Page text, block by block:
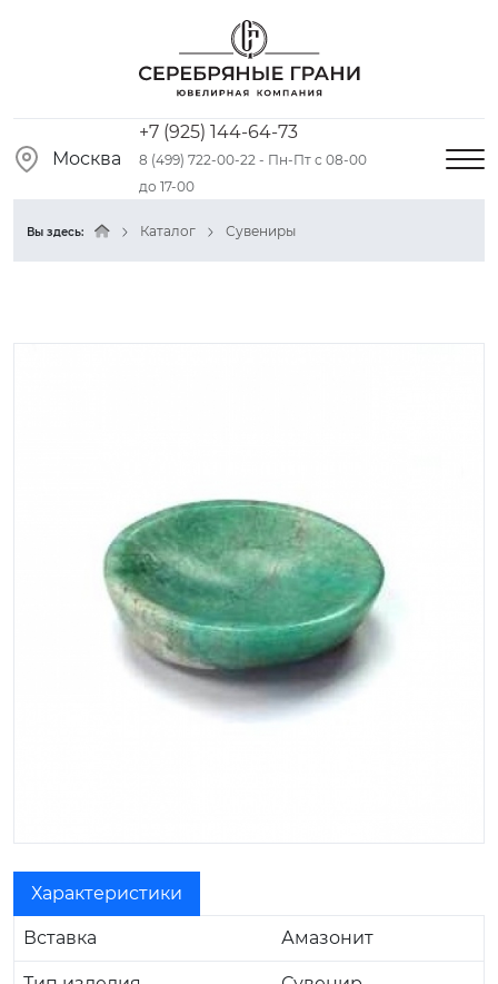
Москва
+7 (925) 144-64-73
8 (499) 722-00-22 - Пн-Пт с 08-00
до 17-00
Вы здесь: Каталог Сувениры
Характеристики
Вставка Амазонит